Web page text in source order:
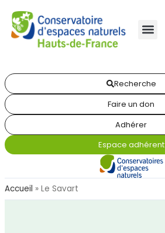
Recherche
Faire un don
Adhérer
Espace adhérent
Accueil » Le Savart